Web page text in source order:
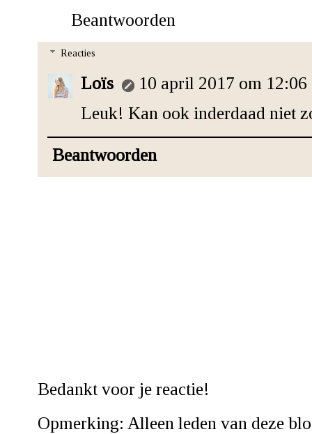
Beantwoorden
Reacties
Loïs
10 april 2017 om 12:06
Leuk! Kan ook inderdaad niet
Beantwoorden
Bedankt voor je reactie!
Opmerking: Alleen leden van deze